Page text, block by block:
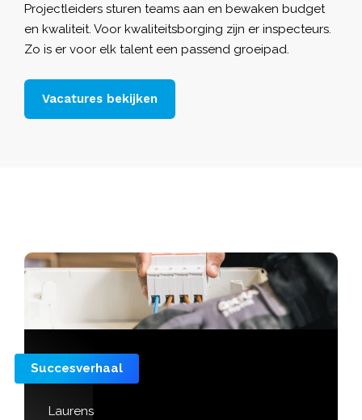
Projectleiders sturen teams aan en bewaken budget
en kwaliteit. Voor kwaliteitsborging zijn er inspecteurs.
Zo is er voor elk talent een passend groeipad.
Vacatures bekijken
Succesverhaal
Laurens